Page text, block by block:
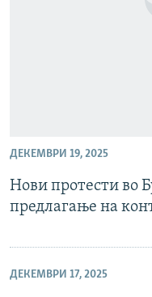
ДЕКЕМВРИ 19, 2025
Нови протести во
предлагање на
ДЕКЕМВРИ 17, 2025